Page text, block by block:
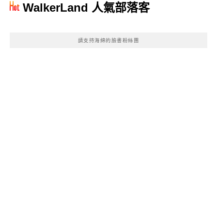
WalkerLand 人氣部落客
請支持海綿的臉書粉絲團